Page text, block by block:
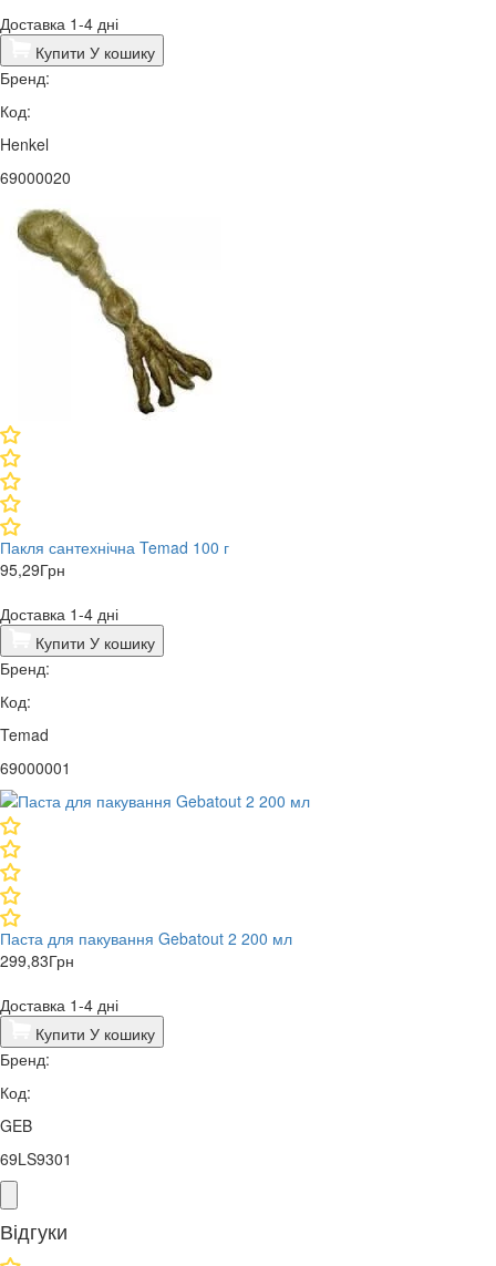
Доставка 1-4 дні
Купити У кошику
Бренд:
Код:
Henkel
69000020
Пакля сантехнічна Temad 100 г
95,29Грн
Доставка 1-4 дні
Купити У кошику
Бренд:
Код:
Temad
69000001
Паста для пакування Gebatout 2 200 мл
299,83Грн
Доставка 1-4 дні
Купити У кошику
Бренд:
Код:
GEB
69LS9301
Відгуки